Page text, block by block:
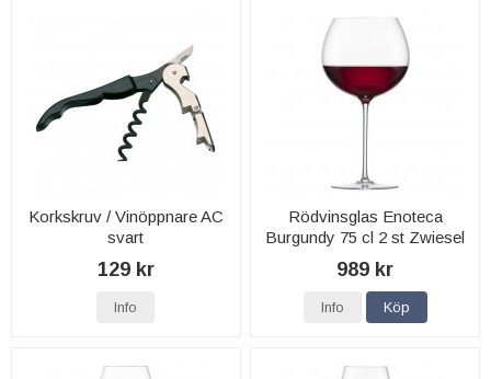
Korkskruv / Vinöppnare AC
svart
129 kr
Info
Rödvinsglas Enoteca
Burgundy 75 cl 2 st Zwiesel
glas
989 kr
Info Köp